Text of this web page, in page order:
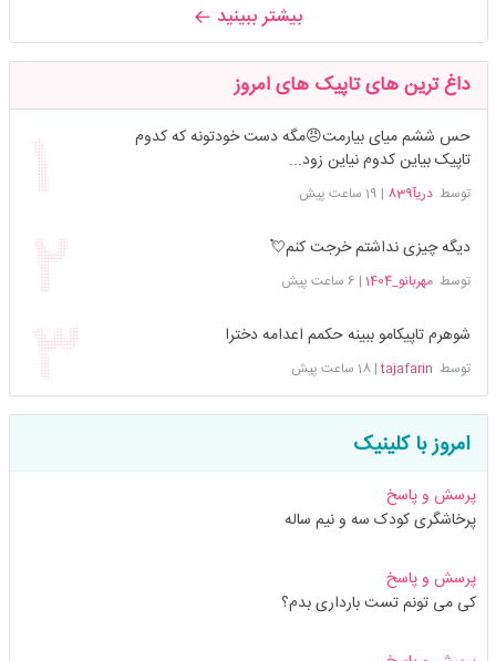
بیشتر ببینید
داغ ترین های تاپیک های امروز
حس ششم میای بیارمت😠مگه دست خودتونه که کدوم
تاپیک بیاین کدوم نیاین زود...
توسطدریآ839 | 19 ساعت پیش
دیگه چیزی نداشتم خرجت کنم💘
توسطمهربانو_1404 | 6 ساعت پیش
شوهرم تاپیکامو ببینه حکمم اعدامه دخترا
توسط tajafarin
|18 ساعت پیش
امروز با کلینیک
پرسش و پاسخ
پرخاشگری کودک سه و نیم ساله
پرسش و پاسخ
کی می تونم تست بارداری بدم؟